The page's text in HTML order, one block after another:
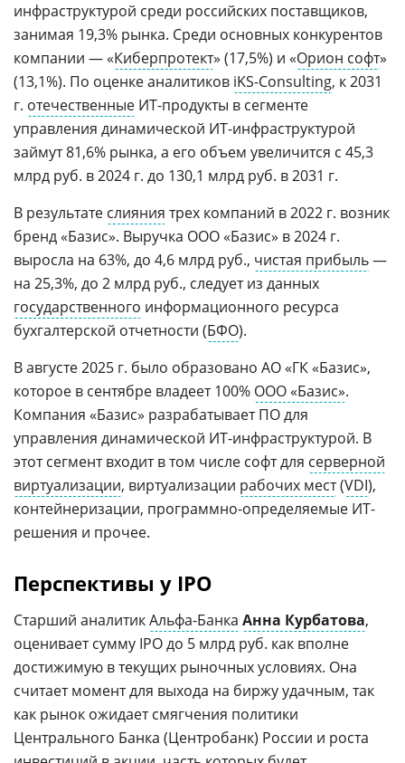
инфраструктурой среди российских поставщиков,
занимая 19,3% рынка. Среди основных конкурентов
компании — «Киберпротект» (17,5%) и «Орион софт»
(13,1%). По оценке аналитиков iKS-Consulting, к 2031
г. отечественные ИТ-продукты в сегменте
управления динамической ИТ-инфраструктурой
займут 81,6% рынка, а его объем увеличится с 45,3
млрд руб. в 2024 г. до 130,1 млрд руб. в 2031 г.
В результате слияния трех компаний в 2022 г. возник
бренд «Базис». Выручка ООО «Базис» в 2024 г.
выросла на 63%, до 4,6 млрд руб., чистая прибыль—
на 25,3%, до 2 млрд руб., следует из данных
государственного информационного ресурса
бухгалтерской отчетности (БФО).
В августе 2025 г. было образовано АО «ГК «Базис»,
которое в сентябре владеет 100% ООО «Базис».
Компания «Базис» разрабатывает ПО для
управления динамической ИТ-инфраструктурой. В
этот сегмент входит в том числе софт для серверной
виртуализации, виртуализации рабочих мест(VDI),
контейнеризации, программно-определяемые ИТ-
решения и прочее.
Перспективы у IPO
Старший аналитикАльфа-Банка Анна Курбатова,
оценивает сумму IPO до 5 млрд руб. как вполне
достижимую в текущих рыночных условиях. Она
считает момент для выхода на биржу удачным, так
как рынок ожидает смягчения политики
Центрального Банка (Центробанк) России и роста